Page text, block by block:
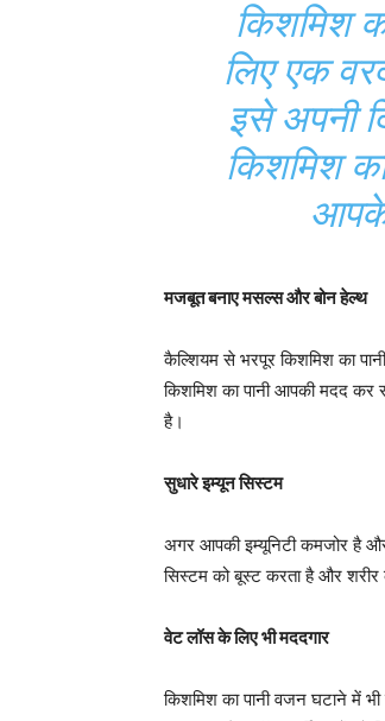
किशमिश
लिए एक
इसे अपनी
किशमिश
आपके
मजबूत बनाए मसल्स और बोन हेल्थ
कैल्शियम से भरपूर किशमिश का
किशमिश का पानी आपकी मदद कर
है।
सुधारे इम्यून सिस्टम
अगर आपकी इम्यूनिटी कमजोर है
सिस्टम को बूस्ट करता है और
वेट लॉस के लिए भी मददगार
किशमिश का पानी वजन घटाने में